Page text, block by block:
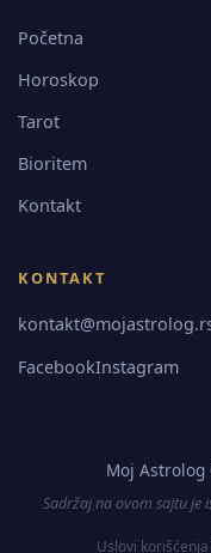
Početna
Horoskop
Tarot
Bioritem
Kontakt
KONTAKT
FacebookInstagram
Moj Astrolog
Sadržaj na ovom sajtu je
Uslovi korišćenja·